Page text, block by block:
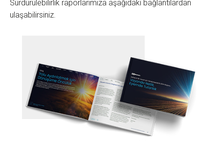
Sürdürülebilirlik raporlarımıza aşağıdaki bağlantılardan
ulaşabilirsiniz.